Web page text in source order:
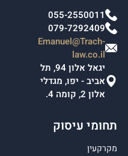
055-2550011
079-7292409
Emanuel@Trach-
law.co.il
יגאל אלון 94, תל
אביב - יפו, מגדלי
אלון 2, קומה 4.
תחומי עיסוק
מקרקעין